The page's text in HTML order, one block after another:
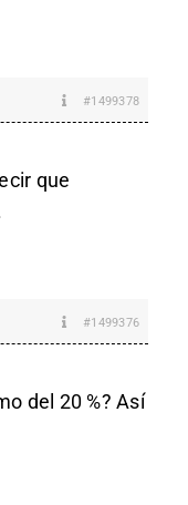
#1499378
que
#1499376
del 20 %? Así